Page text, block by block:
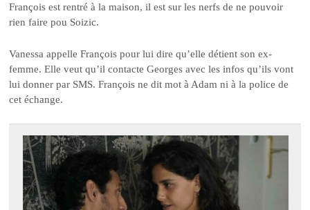
François est rentré à la maison, il est sur les nerfs de ne pouvoir
rien faire pou Soizic.
Vanessa appelle François pour lui dire qu’elle détient son ex-
femme. Elle veut qu’il contacte Georges avec les infos qu’ils vont
lui donner par SMS. François ne dit mot à Adam ni à la police de
cet échange.